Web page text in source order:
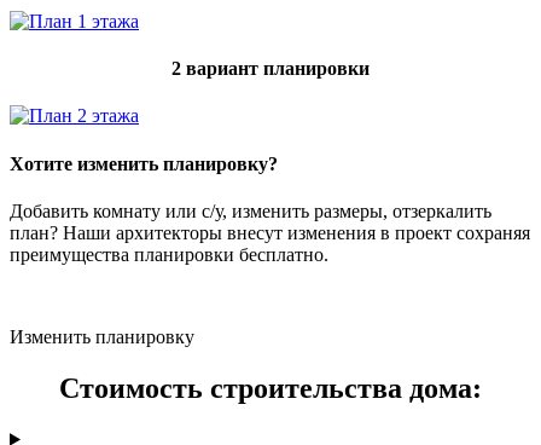
2 вариант планировки
Хотите изменить планировку?
Добавить комнату или с/у, изменить размеры, отзеркалить
план? Наши архитекторы внесут изменения в проект сохраняя
преимущества планировки бесплатно.
Изменить планировку
Стоимость строительства дома: